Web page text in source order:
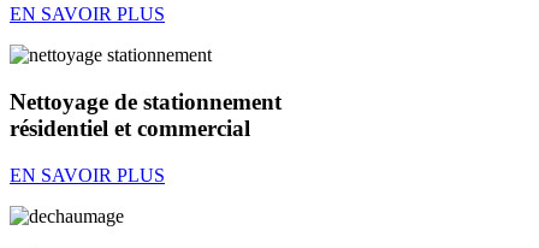
EN SAVOIR PLUS
Nettoyage de stationnement
résidentiel et commercial
EN SAVOIR PLUS